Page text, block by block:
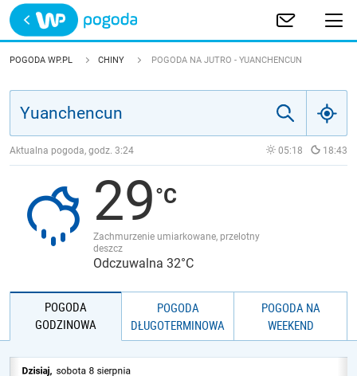
Trwa ładowanie
POLSKA
JAKOŚĆ POWIETRZA
POGODA WP.PL CHINY POGODA NA JUTRO - YUANCHENCUN
Aktualna pogoda, godz. 3:24 05:18 18:43
29
Zachmurzenie umiarkowane, przelotny
deszcz
Odczuwalna 32°C
POGODA
GODZINOWA
POGODA
DŁUGOTERMINOWA
POGODA NA
WEEKEND